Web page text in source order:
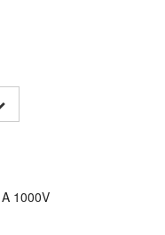
1000V